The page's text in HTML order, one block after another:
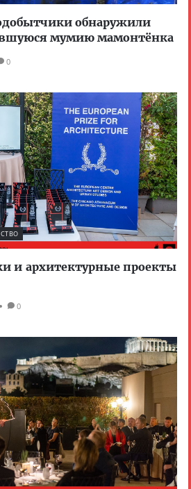
обнаружили
мумию мамонтёнка
0
и архитектурные проекты
0